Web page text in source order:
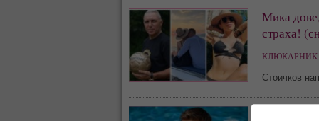
Мика
страха!
КЛЮКАРНИК
Стоичков